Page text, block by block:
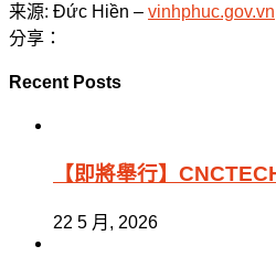
来源: Đức Hiền – vinhphuc.gov.vn
分享：
Recent Posts
【即將舉行】
22 5 月, 2026